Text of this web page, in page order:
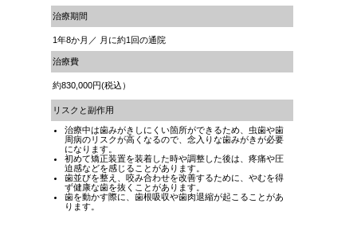
治療期間
1年8か月／ 月に約1回の通院
治療費
約830,000円(税込）
リスクと副作用
治療中は歯みがきしにくい箇所ができるため、虫歯や歯
周病のリスクが高くなるので、念入りな歯みがきが必要
になります。
初めて矯正装置を装着した時や調整した後は、疼痛や圧
迫感などを感じることがあります。
歯並びを整え、咬み合わせを改善するために、やむを得
ず健康な歯を抜くことがあります。
歯を動かす際に、歯根吸収や歯肉退縮が起こることがあ
ります。